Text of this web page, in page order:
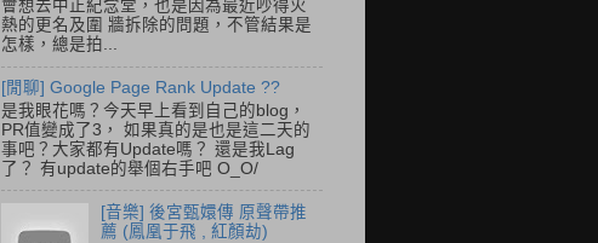
會想去中正紀念堂，也是因為最近吵得火
熱的更名及圍 牆拆除的問題，不管結果是
怎樣，總是拍...
[閒聊] Google Page Rank Update ??
是我眼花嗎？今天早上看到自己的blog，
PR值變成了3， 如果真的是也是這二天的
事吧？大家都有Update嗎？ 還是我Lag
了？ 有update的舉個右手吧 O_O/
[音樂] 後宮甄嬛傳 原聲帶推
薦 (鳳凰于飛 , 紅顏劫)